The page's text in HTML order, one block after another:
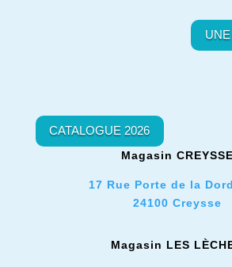
CATALOGUE 2026
Magasin CREYSSE
17 Rue Porte de la
24100 Creysse
Magasin LES LÈ